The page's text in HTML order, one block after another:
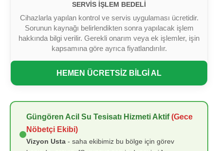
SERVIS İŞLEM BEDELI
Cihazlarla yapılan kontrol ve servis uygulaması ücretidir.
Sorunun kaynağı belirlendikten sonra yapılacak işlem
hakkında bilgi verilir. Gerekli onarım veya ek işlemler, işin
kapsamına göre ayrıca fiyatlandırılır.
HEMEN ÜCRETSİZ BİLGİ AL
Güngören Acil Su Tesisatı Hizmeti Aktif(Gece
Nöbetçi Ekibi)
Vizyon Usta - saha ekibimiz bu bölge için görev